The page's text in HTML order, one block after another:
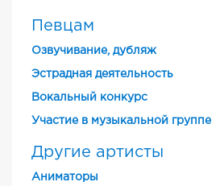
Певцам
Озвучивание, дубляж
Эстрадная деятельность
Вокальный конкурс
Участие в музыкальной группе
Другие артисты
Аниматоры